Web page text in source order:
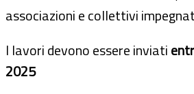
associazioni e collettivi
I lavori devono essere inviati
2025